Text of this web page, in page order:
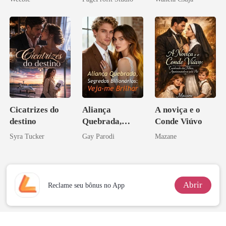
Cicatrizes do
destino
Syra Tucker
Aliança
Quebrada,
Segredos
Gay Parodi
A noviça e o
Conde Viúvo
Mazane
Reclame seu bônus no App Abrir